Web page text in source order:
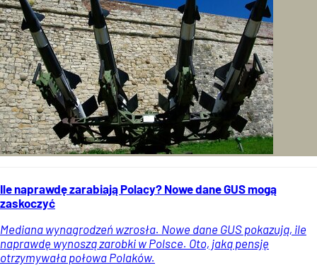
Ile naprawdę zarabiają Polacy? Nowe dane GUS mogą
zaskoczyć
Mediana wynagrodzeń wzrosła. Nowe dane GUS pokazują, ile
naprawdę wynoszą zarobki w Polsce. Oto, jaką pensję
otrzymywała połowa Polaków.